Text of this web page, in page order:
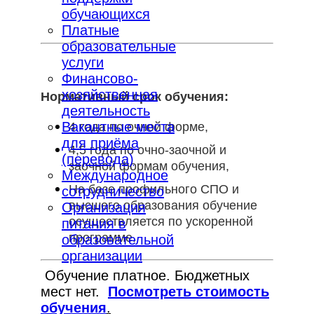
обучающихся
Платные
образовательные
услуги
Финансово-
хозяйственная
деятельность
Вакантные места
для приёма
(перевода)
Международное
сотрудничество
Организация
питания в
образовательной
организации
Нормативный срок обучения:
4 года по очной форме,
4,5 года по очно-заочной и
заочной формам обучения,
На базе профильного СПО и
высшего образования обучение
осуществляется по ускоренной
программе.
Обучение платное. Бюджетных
мест нет. Посмотреть стоимость
обучения.